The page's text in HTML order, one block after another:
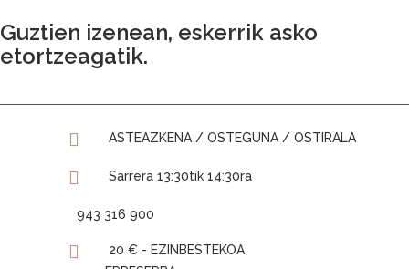
Guztien izenean, eskerrik asko
etortzeagatik.
ASTEAZKENA / OSTEGUNA / OSTIRALA
Sarrera 13:30tik 14:30ra
943 316 900
20 € - EZINBESTEKOA